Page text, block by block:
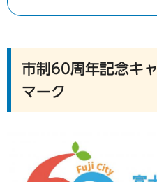
市制60周年記念キ
マーク